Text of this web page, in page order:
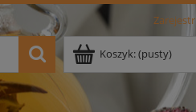
Koszyk:(pusty)